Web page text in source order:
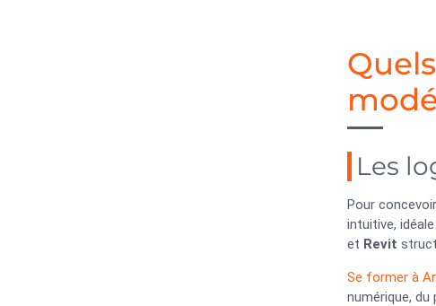
Les
Pour
intuitive,
et Revit
Se former à
numérique,